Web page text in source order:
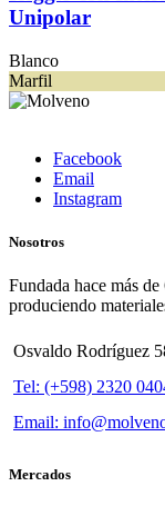
Unipolar
Blanco
Marfil
Facebook
Email
Instagram
Nosotros
Fundada hace más
produciendo
Osvaldo Rodríguez
Tel: (+598) 2320
Email:
Mercados